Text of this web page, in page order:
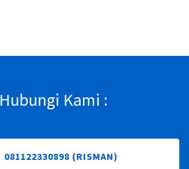
Hubungi Kami :
081122330898 (RISMAN)